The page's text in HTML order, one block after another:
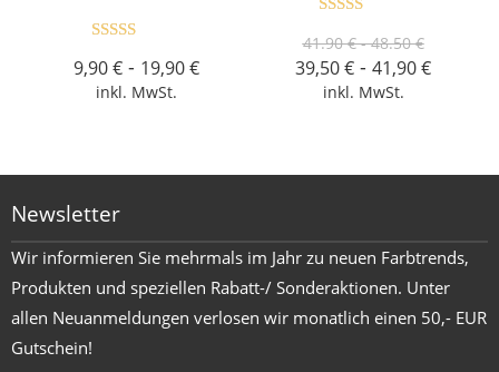
4.72
9,90€- 19,90€
inkl. MwSt.
von 5
41.90 € - 48.50 €
39,50€ - 41,90€
inkl. MwSt.
Newsletter
Wir informieren Sie mehrmals im Jahr zu neuen Farbtrends,
Produkten und speziellen Rabatt-/ Sonderaktionen. Unter
allen Neuanmeldungen verlosen wir monatlich einen 50,- EUR
Gutschein!